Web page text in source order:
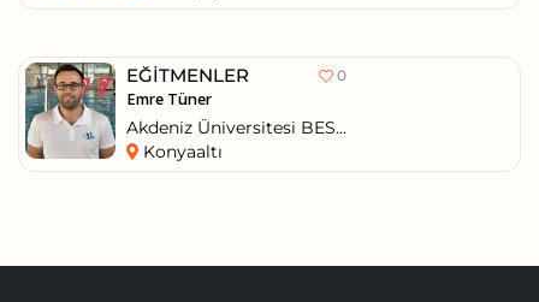
EĞITMENLER 0
Emre Tüner
Akdeniz Üniversitesi BES...
Konyaaltı